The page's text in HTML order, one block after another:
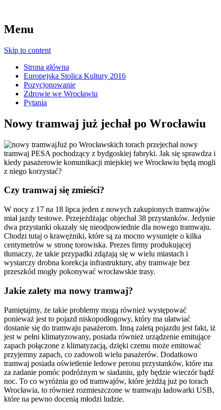
Menu
Skip to content
Strona główna
Europejska Stolica Kultury 2016
Pozycjonowanie
Zdrowie we Wrocławiu
Pytania
Nowy tramwaj już jechał po Wrocławiu
Już po Wrocławskich torach przejechał nowy
tramwaj PESA pochodzący z bydgoskiej fabryki. Jak się sprawdza i
kiedy pasażerowie komunikacji miejskiej we Wrocławiu będą mogli
z niego korzystać?
Czy tramwaj się zmieści?
W nocy z 17 na 18 lipca jeden z nowych zakupionych tramwajów
miał jazdy testowe. Przejeżdżając objechał 38 przystanków. Jedynie
dwa przystanki okazały się nieodpowiednie dla nowego tramwaju.
Chodzi tutaj o krawężniki, które są za mocno wysunięte o kilka
centymetrów w stronę torowiska. Prezes firmy produkującej
tłumaczy, że takie przypadki zdążają się w wielu miastach i
wystarczy drobna korekcja infrastruktury, aby tramwaje bez
przeszkód mogły pokonywać wrocławskie trasy.
Jakie zalety ma nowy tramwaj?
Pamiętajmy, że takie problemy mogą również występować
ponieważ jest to pojazd niskopodłogowy, który ma ułatwiać
dostanie się do tramwaju pasażerom. Inną zaletą pojazdu jest fakt, iż
jest w pełni klimatyzowany, posiada również urządzenie emitujące
zapach połączone z klimatyzacją, dzięki czemu może emitować
przyjemny zapach, co zadowoli wielu pasażerów. Dodatkowo
tramwaj posiada oświetlenie ledowe peronu przystanków, które ma
za zadanie pomóc podróżnym w siadaniu, gdy będzie wieczór bądź
noc. To co wyróżnia go od tramwajów, które jeżdżą już po torach
Wrocławia, to również rozmieszczone w tramwaju ładowarki USB,
które na pewno docenią młodzi ludzie.